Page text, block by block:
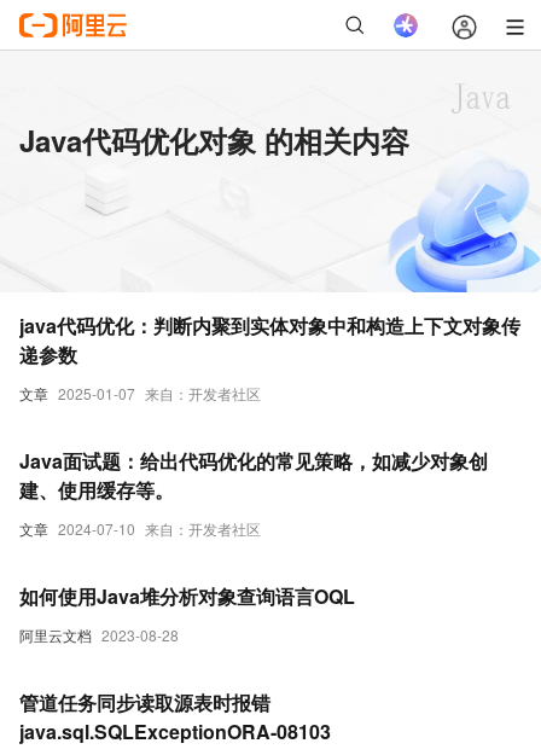
Java代码优化对象 的相关内容
文章 2025-01-07 来自：开发者社区
java代码优化：判断内聚到实体对象中和构造上下文对象传
递参数
文章 2024-07-10 来自：开发者社区
Java面试题：给出代码优化的常见策略，如减少对象创
建、使用缓存等。
阿里云文档 2023-08-28
如何使用Java堆分析对象查询语言OQL
管道任务同步读取源表时报错
java.sql.SQLExceptionORA-08103